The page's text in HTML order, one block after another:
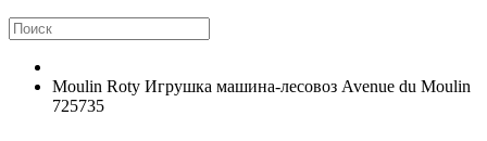
Moulin Roty Игрушка машина-лесовоз Avenue du Moulin
725735